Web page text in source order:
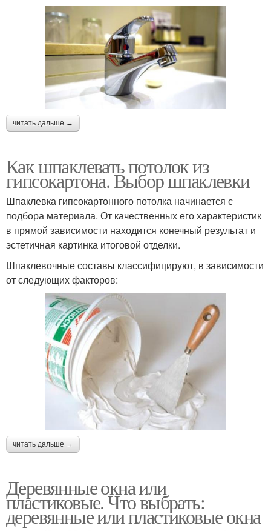
читать дальше →
Как шпаклевать потолок из
гипсокартона. Выбор шпаклевки
Шпаклевка гипсокартонного потолка начинается с
подбора материала. От качественных его характеристик
в прямой зависимости находится конечный результат и
эстетичная картинка итоговой отделки.
Шпаклевочные составы классифицируют, в зависимости
от следующих факторов:
читать дальше →
Деревянные окна или
пластиковые. Что выбрать:
деревянные или пластиковые окна